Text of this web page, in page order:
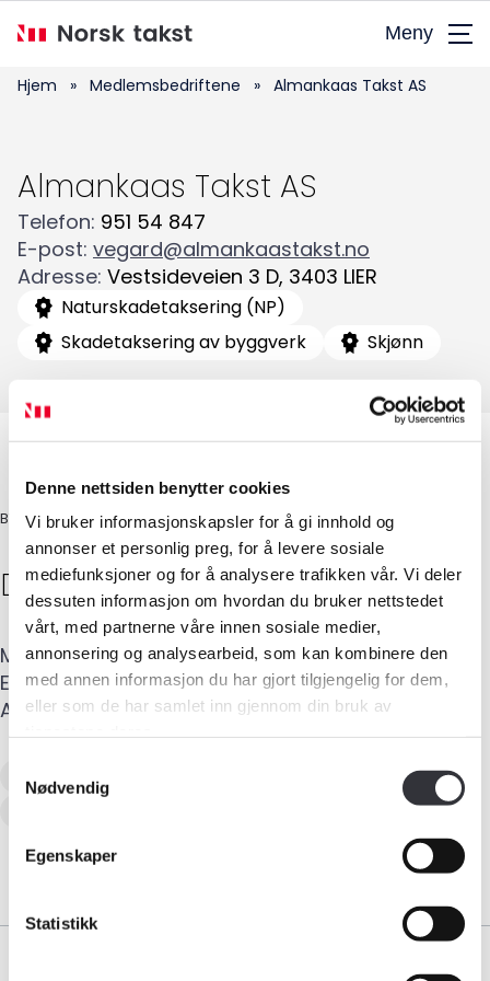
Denne nettsiden benytter cookies
Vi bruker informasjonskapsler for å gi innhold og
annonser et personlig preg, for å levere sosiale
mediefunksjoner og for å analysere trafikken vår. Vi deler
dessuten informasjon om hvordan du bruker nettstedet
vårt, med partnerne våre innen sosiale medier,
annonsering og analysearbeid, som kan kombinere den
med annen informasjon du har gjort tilgjengelig for dem,
eller som de har samlet inn gjennom din bruk av
Nødvendig
Egenskaper
Statistikk
hovedinnhold
Meny
Søk
etter:
Medlemskap
Kurs og konferanser
Kompetanse
Forbruker
Hjem » Medlemsbedriftene » Almankaas Takst AS
Almankaas Takst AS
Telefon: 951 54 847
E-post: vegard@almankaastakst.no
Adresse: Vestsideveien 3 D, 3403 LIER
Naturskadetaksering (NP)
Skadetaksering av byggverk
Skjønn
BYGG- OG TØMRERMESTER
Dag Vegard Hall Almankaas
Mobil: 951 54 847
E-post: vegard@almankaastakst.no
Adresse: Vestsideveien 3 D, 3403 LIER
Skadetaksering av byggverk
Skjønn